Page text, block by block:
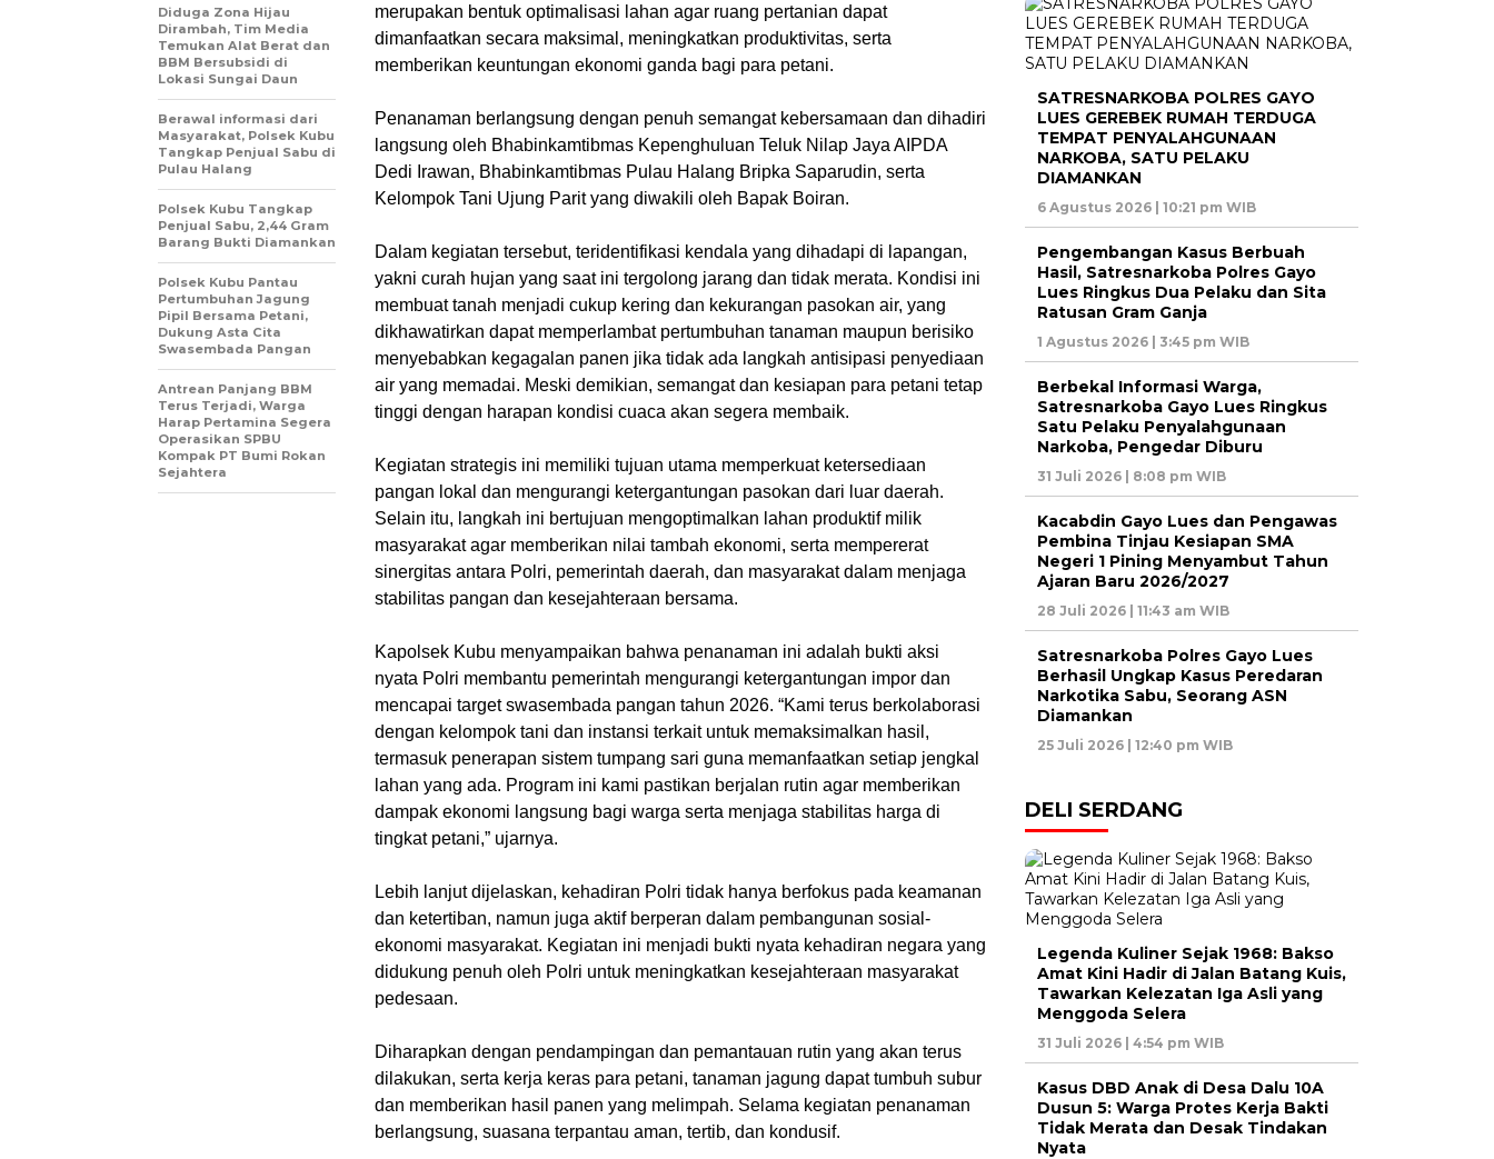
merupakan bentuk optimalisasi lahan agar ruang pertanian dapat
dimanfaatkan secara maksimal, meningkatkan produktivitas, serta
memberikan keuntungan ekonomi ganda bagi para petani.
Penanaman berlangsung dengan penuh semangat kebersamaan dan dihadiri
langsung oleh Bhabinkamtibmas Kepenghuluan Teluk Nilap Jaya AIPDA
Dedi Irawan, Bhabinkamtibmas Pulau Halang Bripka Saparudin, serta
Kelompok Tani Ujung Parit yang diwakili oleh Bapak Boiran.
Dalam kegiatan tersebut, teridentifikasi kendala yang dihadapi di lapangan,
yakni curah hujan yang saat ini tergolong jarang dan tidak merata. Kondisi ini
membuat tanah menjadi cukup kering dan kekurangan pasokan air, yang
dikhawatirkan dapat memperlambat pertumbuhan tanaman maupun berisiko
menyebabkan kegagalan panen jika tidak ada langkah antisipasi penyediaan
air yang memadai. Meski demikian, semangat dan kesiapan para petani tetap
tinggi dengan harapan kondisi cuaca akan segera membaik.
Kegiatan strategis ini memiliki tujuan utama memperkuat ketersediaan
pangan lokal dan mengurangi ketergantungan pasokan dari luar daerah.
Selain itu, langkah ini bertujuan mengoptimalkan lahan produktif milik
masyarakat agar memberikan nilai tambah ekonomi, serta mempererat
sinergitas antara Polri, pemerintah daerah, dan masyarakat dalam menjaga
stabilitas pangan dan kesejahteraan bersama.
Kapolsek Kubu menyampaikan bahwa penanaman ini adalah bukti aksi
nyata Polri membantu pemerintah mengurangi ketergantungan impor dan
mencapai target swasembada pangan tahun 2026. “Kami terus berkolaborasi
dengan kelompok tani dan instansi terkait untuk memaksimalkan hasil,
termasuk penerapan sistem tumpang sari guna memanfaatkan setiap jengkal
lahan yang ada. Program ini kami pastikan berjalan rutin agar memberikan
dampak ekonomi langsung bagi warga serta menjaga stabilitas harga di
tingkat petani,” ujarnya.
Lebih lanjut dijelaskan, kehadiran Polri tidak hanya berfokus pada keamanan
dan ketertiban, namun juga aktif berperan dalam pembangunan sosial-
ekonomi masyarakat. Kegiatan ini menjadi bukti nyata kehadiran negara yang
didukung penuh oleh Polri untuk meningkatkan kesejahteraan masyarakat
pedesaan.
Diharapkan dengan pendampingan dan pemantauan rutin yang akan terus
dilakukan, serta kerja keras para petani, tanaman jagung dapat tumbuh subur
dan memberikan hasil panen yang melimpah. Selama kegiatan penanaman
berlangsung, suasana terpantau aman, tertib, dan kondusif.
Diduga Zona Hijau
Dirambah, Tim Media
Temukan Alat Berat dan
BBM Bersubsidi di
Lokasi Sungai Daun
Berawal informasi dari
Masyarakat, Polsek Kubu
Tangkap Penjual Sabu di
Pulau Halang
Polsek Kubu Tangkap
Penjual Sabu, 2,44 Gram
Barang Bukti Diamankan
Polsek Kubu Pantau
Pertumbuhan Jagung
Pipil Bersama Petani,
Dukung Asta Cita
Swasembada Pangan
Antrean Panjang BBM
Terus Terjadi, Warga
Harap Pertamina Segera
Operasikan SPBU
Kompak PT Bumi Rokan
Sejahtera
SATRESNARKOBA POLRES GAYO
LUES GEREBEK RUMAH TERDUGA
TEMPAT PENYALAHGUNAAN
NARKOBA, SATU PELAKU
DIAMANKAN
6 Agustus 2026 | 10:21 pm WIB
Pengembangan Kasus Berbuah
Hasil, Satresnarkoba Polres Gayo
Lues Ringkus Dua Pelaku dan Sita
Ratusan Gram Ganja
1 Agustus 2026 | 3:45 pm WIB
Berbekal Informasi Warga,
Satresnarkoba Gayo Lues Ringkus
Satu Pelaku Penyalahgunaan
Narkoba, Pengedar Diburu
31 Juli 2026 | 8:08 pm WIB
Kacabdin Gayo Lues dan Pengawas
Pembina Tinjau Kesiapan SMA
Negeri 1 Pining Menyambut Tahun
Ajaran Baru 2026/2027
28 Juli 2026 | 11:43 am WIB
Satresnarkoba Polres Gayo Lues
Berhasil Ungkap Kasus Peredaran
Narkotika Sabu, Seorang ASN
Diamankan
25 Juli 2026 | 12:40 pm WIB
DELI SERDANG
Legenda Kuliner Sejak 1968: Bakso
Amat Kini Hadir di Jalan Batang Kuis,
Tawarkan Kelezatan Iga Asli yang
Menggoda Selera
31 Juli 2026 | 4:54 pm WIB
Kasus DBD Anak di Desa Dalu 10A
Dusun 5: Warga Protes Kerja Bakti
Tidak Merata dan Desak Tindakan
Nyata